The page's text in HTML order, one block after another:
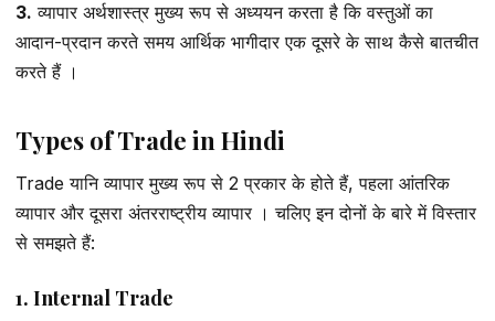
3. व्यापार अर्थशास्त्र मुख्य रूप से अध्ययन करता है कि वस्तुओं का
आदान-प्रदान करते समय आर्थिक भागीदार एक दूसरे के साथ कैसे बातचीत
करते हैं ।
Types of Trade in Hindi
Trade यानि व्यापार मुख्य रूप से 2 प्रकार के होते हैं, पहला आंतरिक
व्यापार और दूसरा अंतरराष्ट्रीय व्यापार । चलिए इन दोनों के बारे में विस्तार
से समझते हैं:
1. Internal Trade